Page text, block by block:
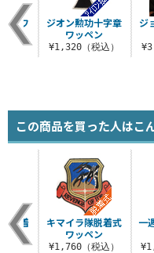
ジ
章ワ
込）
ジオン勲功十字章
ワッペン
¥1,320（税込）
この商品を買った人はこ
一
脱着
ン
込）
キマイラ隊脱着式
ワッペン
¥1,760（税込）